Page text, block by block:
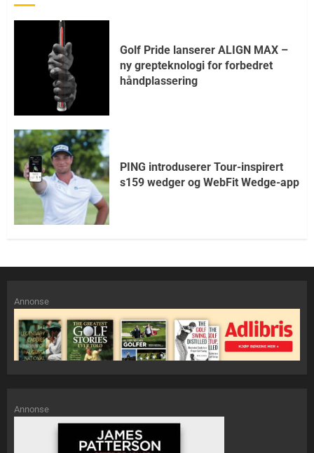
Golf Pride lanserer ALIGN MAX –
ny grepteknologi for forbedret
håndplassering
PING introduserer Tour-inspirert
s159 wedger og WebFit Wedge-app
Annonse
Annonse